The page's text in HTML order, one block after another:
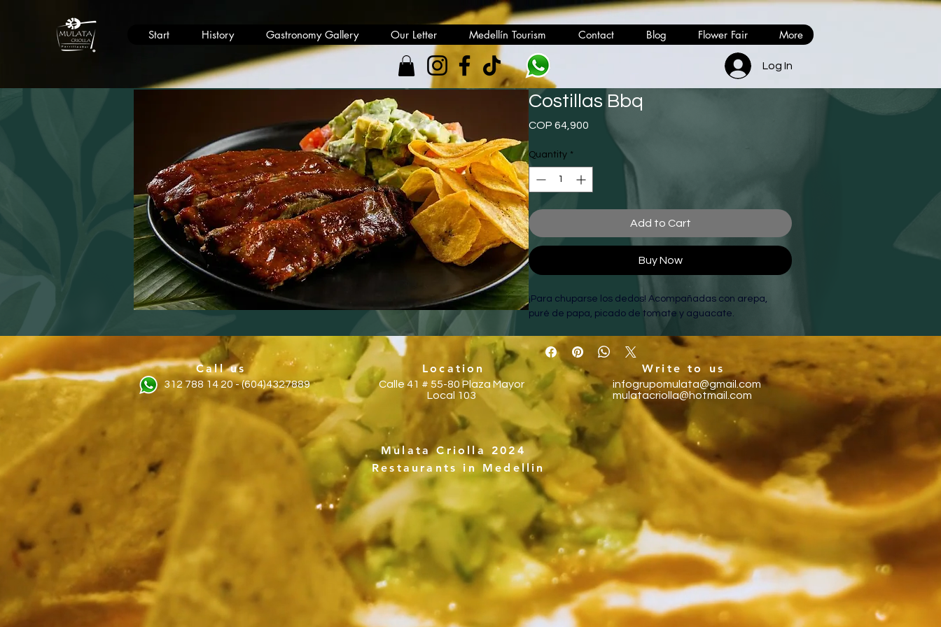
Start History Gastronomy Gallery Our Letter Medellín Tourism Contact Blog Flower Fair More
Log In
Costillas Bbq
COP 64,900
Quantity *
Add to Cart
Buy Now
¡Para chuparse los dedos! Acompañadas con arepa,
puré de papa, picado de tomate y aguacate.
Call us Write to us
Location
312 788 14 20 - (604)4327889 Calle 41 # 55-80Plaza Mayor
Local 103
infogrupomulata@gmail.com
mulatacriolla@hotmail.com
Mulata Criolla 2024
Restaurants in Medellin